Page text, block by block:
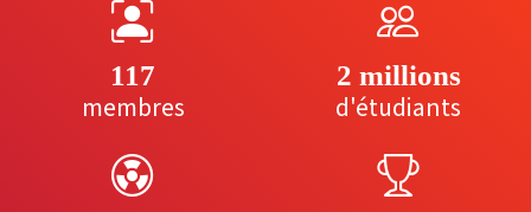
117
membres
2 millions
d'étudiants